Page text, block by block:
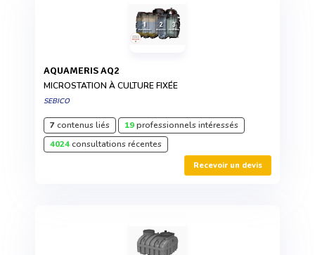
AQUAMERIS AQ2
MICROSTATION À CULTURE FIXÉE
SEBICO
7contenus liés 19professionnels intéressés
4024consultations récentes
Recevoir un devis